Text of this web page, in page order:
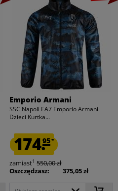
Emporio Armani
SSC Napoli EA7 Emporio Armani
Dzieci Kurtka...
174.95*
zamiast1 550,00 zł
Oszczędzasz:
375,05 zł